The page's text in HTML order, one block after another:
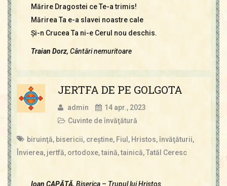
Mărire Dragostei ce Te-a trimis!
Mărirea Ta e-a slavei noastre cale
Și-n Crucea Ta ni-e Cerul nou deschis.
Traian Dorz, Cântări nemuritoare
JERTFA DE PE GOLGOTA
admin
14 apr., 2023
Cuvinte de învăţătură
biruinţă, bisericii, creştine, Fiul, Hristos,învăţăturii,
Învierea, jertfă, ortodoxe,taină,tainică,Tatăl Ceresc
Ioan CAPĂTĂ, Biserica – Trupul lui Hristos